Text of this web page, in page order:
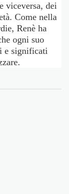
viceversa, dei
Come nella
Renè ha
ogni suo
e significati